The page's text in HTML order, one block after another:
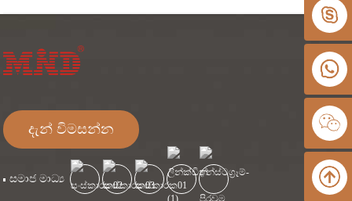
දැන් විමසන්න
සමාජ මාධ්‍ය